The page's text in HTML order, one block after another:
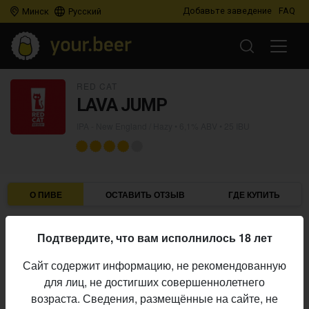
Минск Русский Добавьте заведение FAQ
LAVA JUMP
О ПИВЕ ОСТАВИТЬ ОТЗЫВ ГДЕ КУПИТЬ
Пивоварня:
Алкоголь:
6,1%
Горечь:
25 IBU
Начало
Подтвердите, что вам исполнилось 18 лет
Сайт содержит информацию, не рекомендованную
для лиц, не достигших совершеннолетнего
возраста. Сведения, размещённые на сайте, не